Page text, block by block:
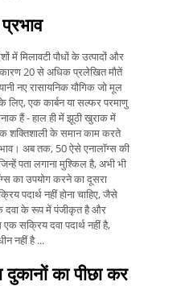
में मिलावटी पौधों के उत्पादों और
20 से अधिक प्रलेखित मौतें
नए रासायनिक यौगिक जो मूल
लिए, एक कार्बन या सल्फर परमाणु
हैं - हाल ही में झूठी खुराक में
शक्तिशाली के समान काम करते
अब तक, 50 ऐसे एनालॉग्स की
पता लगाना मुश्किल है, अभी भी
का उपयोग करने का दूसरा
पदार्थ नहीं होना चाहिए, जैसे
दवा के रूप में पंजीकृत है और
सक्रिय दवा पदार्थ नहीं है,
नहीं है ...
का पीछा कर